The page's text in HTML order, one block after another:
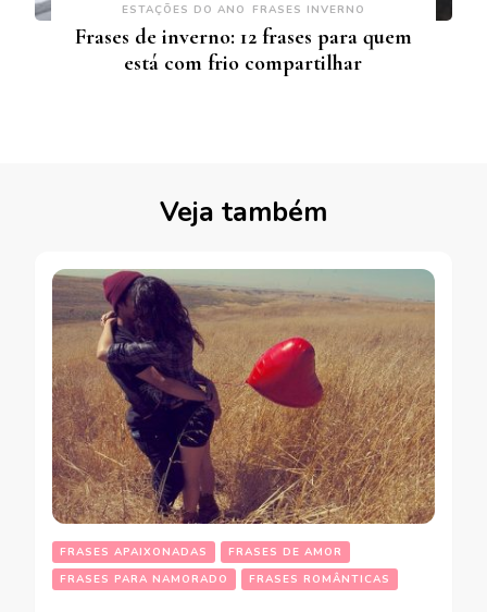
ESTAÇÕES DO ANO FRASES INVERNO
Frases de inverno: 12 frases para quem
está com frio compartilhar
Veja também
FRASES APAIXONADAS
FRASES DE AMOR
FRASES PARA NAMORADO
FRASES ROMÂNTICAS